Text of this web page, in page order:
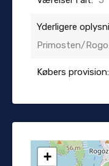
Yderligere
Primosten/
Købers provision:
+